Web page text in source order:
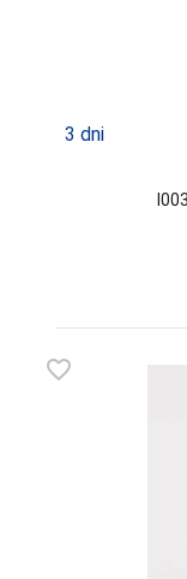
3 dni
favorite_border